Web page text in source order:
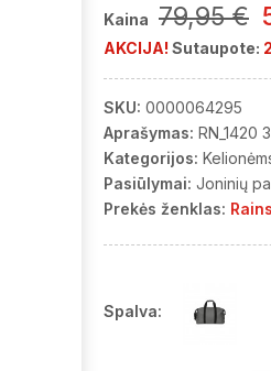
Kaina 79,95 €
AKCIJA! Sutaupote:
SKU: 0000064295
Aprašymas: RN_1420
Kategorijos:
Pasiūlymai: Joninių
Prekės ženklas: Rains
Spalva: